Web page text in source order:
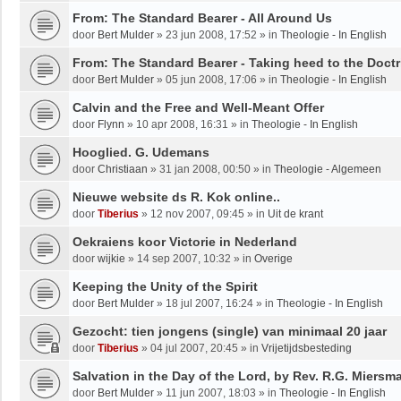
From: The Standard Bearer - All Around Us
door Bert Mulder » 23 jun 2008, 17:52 » in Theologie - In English
From: The Standard Bearer - Taking heed to the
door Bert Mulder » 05 jun 2008, 17:06 » in Theologie - In English
Calvin and the Free and Well-Meant Offer
door Flynn » 10 apr 2008, 16:31 » in Theologie - In English
Hooglied. G. Udemans
door Christiaan » 31 jan 2008, 00:50 » in Theologie - Algemeen
Nieuwe website ds R. Kok online..
door Tiberius » 12 nov 2007, 09:45 » in Uit de krant
Oekraiens koor Victorie in Nederland
door wijkie » 14 sep 2007, 10:32 » in Overige
Keeping the Unity of the Spirit
door Bert Mulder » 18 jul 2007, 16:24 » in Theologie - In English
Gezocht: tien jongens (single) van minimaal 20 jaar
door Tiberius » 04 jul 2007, 20:45 » in Vrijetijdsbesteding
Salvation in the Day of the Lord, by Rev. R.G.
door Bert Mulder » 11 jun 2007, 18:03 » in Theologie - In English